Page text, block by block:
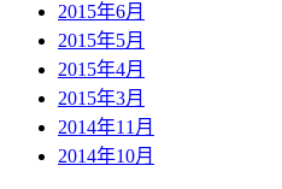
2015年6月
2015年5月
2015年4月
2015年3月
2014年11月
2014年10月